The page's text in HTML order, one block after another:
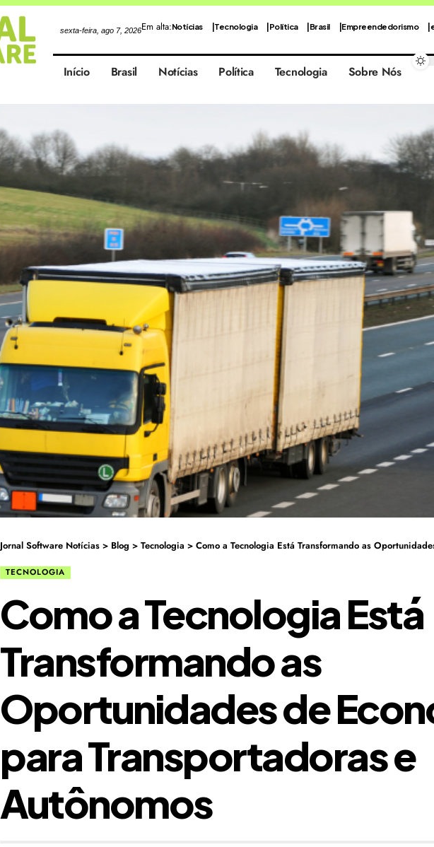
sexta-feira, ago 7, 2026Em alta:Notícias Tecnologia Política Brasil Empreendedorismo
Início Brasil Notícias Política Tecnologia Sobre Nós
Jornal Software Notícias > Blog > Tecnologia > Como a Tecnologia Está Transformando as Oportunidades de Economia
TECNOLOGIA
Como a Tecnologia Está
Transformando as
Oportunidades de
para Transportadoras e
Autônomos